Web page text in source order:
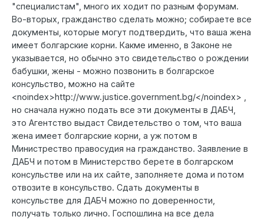
"специалистам", много их ходит по разным форумам.
Во-вторых, гражданство сделать можно; собираете все
документы, которые могут подтвердить, что ваша жена
имеет болгарские корни. Какме именно, в Законе не
указывается, но обычно это свидетельство о рождении
бабушки, жены - можно позвонить в болгарское
консульство, можно на сайте
<noindex>http://www.justice.government.bg/</noindex> ,
но сначала нужно подать все эти документы в ДАБЧ,
это Агентство выдаст Свидетельство о том, что ваша
жена имеет болгарские корни, а уж потом в
Министрество правосудия на гражданство. Заявление в
ДАБЧ и потом в Министерство берете в болгарском
консульстве или на их сайте, заполняете дома и потом
отвозите в консульство. Сдать документы в
консульстве для ДАБЧ можно по доверенности,
получать только лично. Госпошлина на все дела